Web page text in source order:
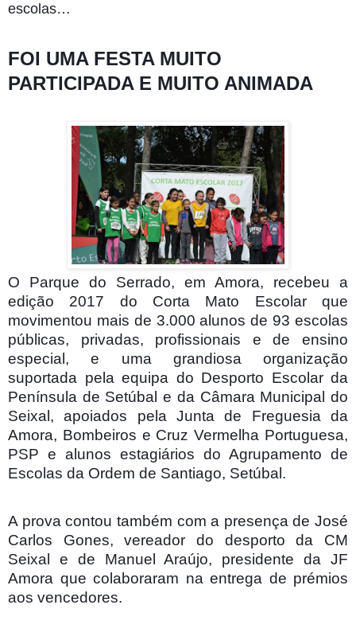
escolas…
FOI UMA FESTA MUITO
PARTICIPADA E MUITO ANIMADA
O Parque do Serrado, em Amora, recebeu a
edição 2017 do Corta Mato Escolar que
movimentou mais de 3.000 alunos de 93 escolas
públicas, privadas, profissionais e de ensino
especial, e uma grandiosa organização
suportada pela equipa do Desporto Escolar da
Península de Setúbal e da Câmara Municipal do
Seixal, apoiados pela Junta de Freguesia da
Amora, Bombeiros e Cruz Vermelha Portuguesa,
PSP e alunos estagiários do Agrupamento de
Escolas da Ordem de Santiago, Setúbal.
A prova contou também com a presença de José
Carlos Gones, vereador do desporto da CM
Seixal e de Manuel Araújo, presidente da JF
Amora que colaboraram na entrega de prémios
aos vencedores.